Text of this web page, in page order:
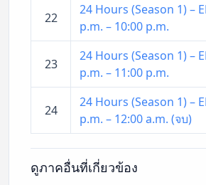
22
24 Hours (Season 1) –
p.m. – 10:00 p.m.
23
24 Hours (Season 1) –
p.m. – 11:00 p.m.
24
24 Hours (Season 1) –
p.m. – 12:00 a.m. (จบ)
ดูภาคอื่นที่เกี่ยวข้อง